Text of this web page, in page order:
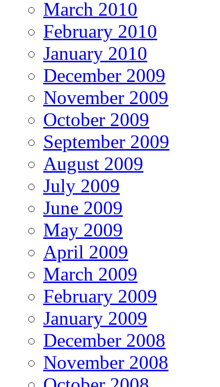
March 2010
February 2010
January 2010
December 2009
November 2009
October 2009
September 2009
August 2009
July 2009
June 2009
May 2009
April 2009
March 2009
February 2009
January 2009
December 2008
November 2008